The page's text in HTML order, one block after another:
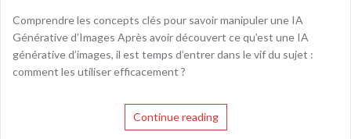
Comprendre les concepts clés pour savoir manipuler une IA
Générative d’Images Après avoir découvert ce qu’est une IA
générative d’images, il est temps d’entrer dans le vif du sujet :
comment les utiliser efficacement ?
Continue reading